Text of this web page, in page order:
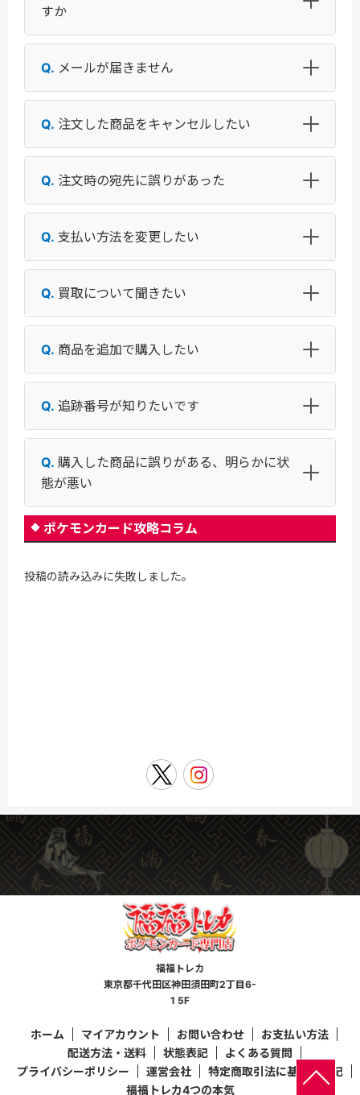
すか
メールが届きません
注文した商品をキャンセルしたい
注文時の宛先に誤りがあった
支払い方法を変更したい
買取について聞きたい
商品を追加で購入したい
追跡番号が知りたいです
購入した商品に誤りがある、明らかに状
態が悪い
ポケモンカード攻略コラム
投稿の読み込みに失敗しました。
福福トレカ
東京都千代田区神田須田町2丁目6-
1 5F
ホーム マイアカウント お問い合わせ
お支払い方法
配送方法・送料
状態表記
よくある質問
プライバシーポリシー
運営会社
特定商取引法に基づく表記
福福トレカ4つの本気